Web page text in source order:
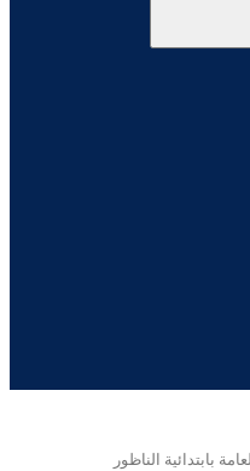
بابتدائية الناظور